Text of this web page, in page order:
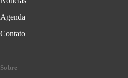
Agenda
Contato
Sobre